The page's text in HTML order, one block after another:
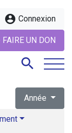
account_circle Connexion
UN DON
search
Année